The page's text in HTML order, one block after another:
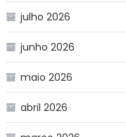
julho 2026
junho 2026
maio 2026
abril 2026